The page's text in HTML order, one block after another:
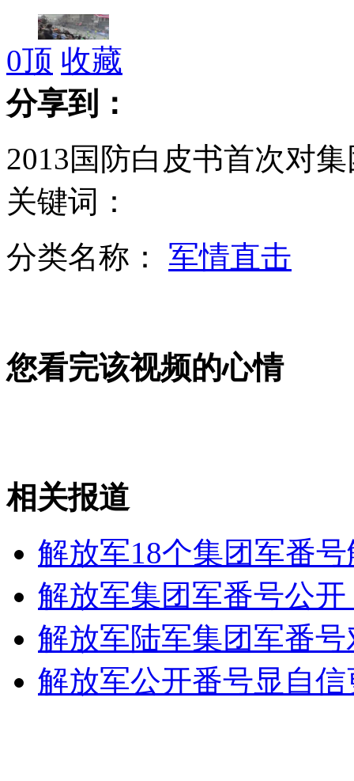
波士顿爆炸致3人丧生 包括一名8岁儿童
女子上班逛街均穿汉服被喊“仙女”
病危男童寻母：我死谁陪爸
山西运城恶犬咬伤多人 警民合力深夜将其击毙
女孩北京地铁殴打老人 痛下狠手拳打脚踢
无痛分娩是否安全 医生回应
0顶 收藏
分享到：
2013国防白皮书首次对
关键词：
分类名称： 军情直击
您看完该视频的心情
相关报道
解放军18个集团军番
解放军集团军番号公
解放军陆军集团军番
解放军公开番号显自